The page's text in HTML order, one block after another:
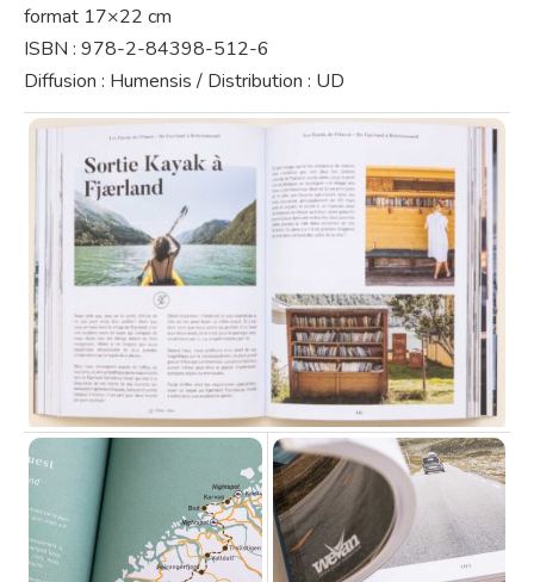
format 17×22 cm
ISBN : 978-2-84398-512-6
Diffusion : Humensis / Distribution : UD